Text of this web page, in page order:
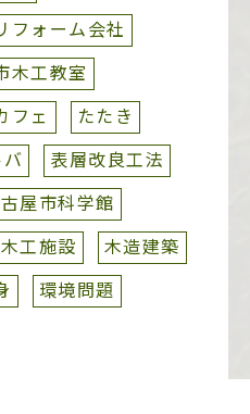
フォーム会社
木工教室
フェ
たたき
表層改良工法
屋市科学館
木工施設
木造建築
環境問題